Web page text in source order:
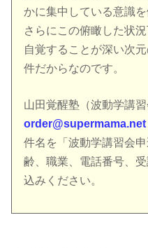
かに集中している意識
さらにこの俯瞰した状
自覚することが深い次
件だからなのです。
山田覚醒塾（波動学講
order@supermama.net
件名を「波動学講習会
齢、職業、電話番号、
込みください。